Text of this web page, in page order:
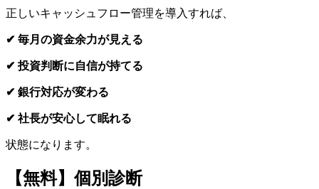
正しいキャッシュフロー管理を導入すれば、
✔ 毎月の資金余力が見える
✔ 投資判断に自信が持てる
✔ 銀行対応が変わる
✔ 社長が安心して眠れる
状態になります。
【無料】個別診断